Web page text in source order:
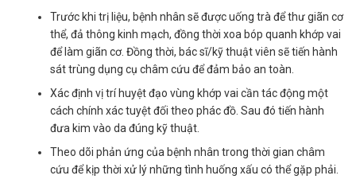
Trước khi trị liệu, bệnh nhân sẽ được uống trà để thư giãn cơ
thể, đả thông kinh mạch, đồng thời xoa bóp quanh khớp vai
để làm giãn cơ. Đồng thời, bác sĩ/kỹ thuật viên sẽ tiến hành
sát trùng dụng cụ châm cứu để đảm bảo an toàn.
Xác định vị trí huyệt đạo vùng khớp vai cần tác động một
cách chính xác tuyệt đối theo phác đồ. Sau đó tiến hành
đưa kim vào da đúng kỹ thuật.
Theo dõi phản ứng của bệnh nhân trong thời gian châm
cứu để kịp thời xử lý những tình huống xấu có thể gặp phải.